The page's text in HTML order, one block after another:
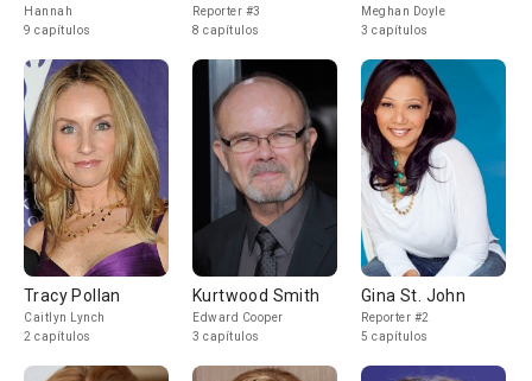
Hannah
9 capítulos
Reporter #3
8 capítulos
Meghan Doyle
3 capítulos
Tracy Pollan
Caitlyn Lynch
2 capítulos
Kurtwood Smith
Edward Cooper
3 capítulos
Gina St. John
Reporter #2
5 capítulos